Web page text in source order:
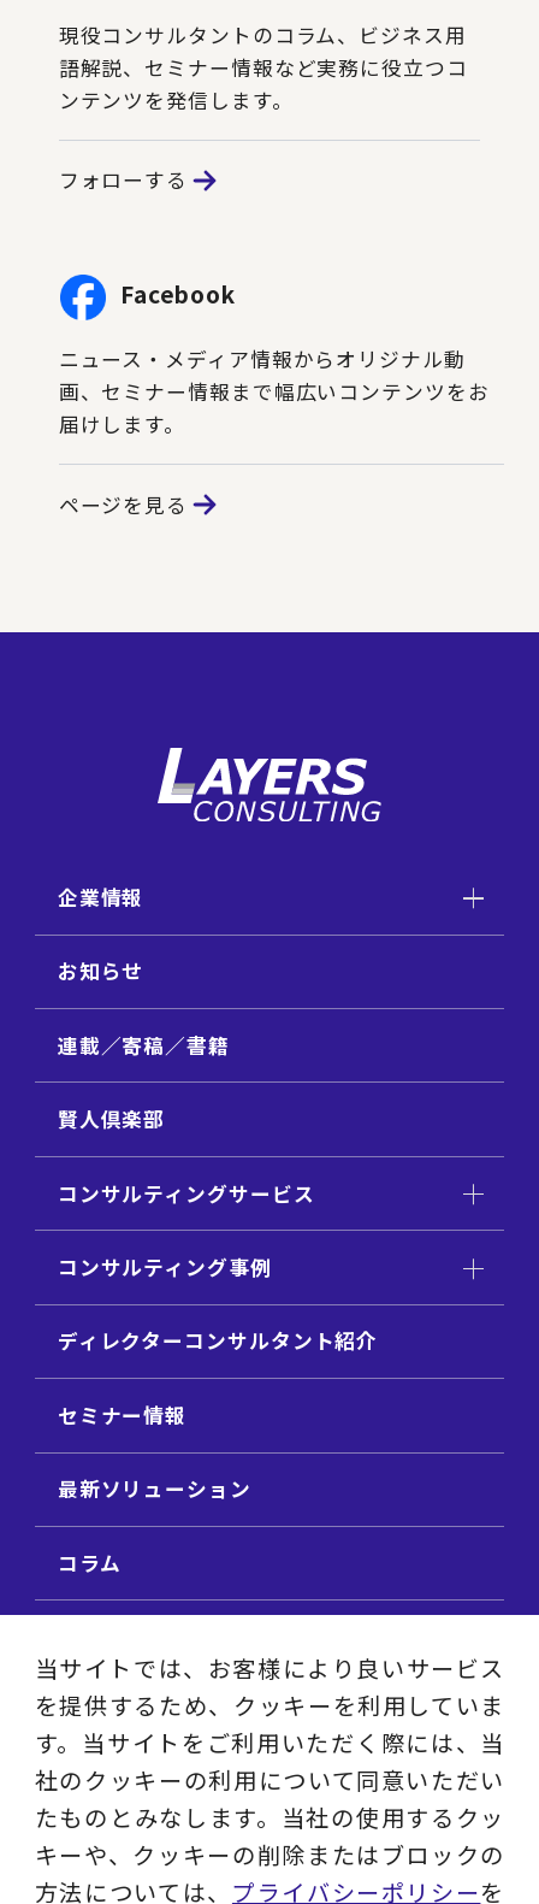
現役コンサルタントのコラム、ビジネス用
語解説、セミナー情報など実務に役立つコ
ンテンツを発信します。
フォローする
Facebook
ニュース・メディア情報からオリジナル動
画、セミナー情報まで幅広いコンテンツをお
届けします。
ページを見る
企業情報
お知らせ
連載／寄稿／書籍
賢人倶楽部
コンサルティングサービス
コンサルティング事例
ディレクターコンサルタント紹介
セミナー情報
最新ソリューション
コラム
ビジネステーマ解説集
動画ライブラリ
採用サイト
当サイトでは、お客様により良いサービス
を提供するため、クッキーを利用していま
す。当サイトをご利用いただく際には、当
社のクッキーの利用について同意いただい
たものとみなします。当社の使用するクッ
キーや、クッキーの削除またはブロックの
方法については、 プライバシーポリシーを